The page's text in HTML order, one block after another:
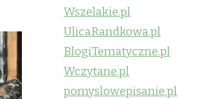
Wszelakie.pl
UlicaRandkowa.pl
BlogiTematyczne.pl
Wczytane.pl
pomyslowepisanie.pl